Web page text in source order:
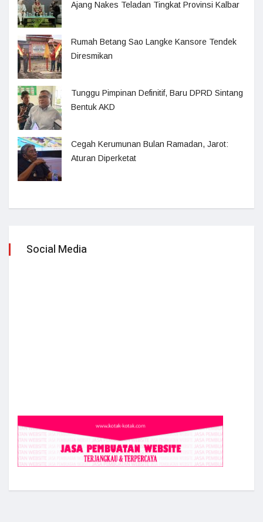
Ajang Nakes Teladan Tingkat Provinsi Kalbar
Rumah Betang Sao Langke Kansore Tendek
Diresmikan
Tunggu Pimpinan Definitif, Baru DPRD Sintang
Bentuk AKD
Cegah Kerumunan Bulan Ramadan, Jarot:
Aturan Diperketat
Social Media